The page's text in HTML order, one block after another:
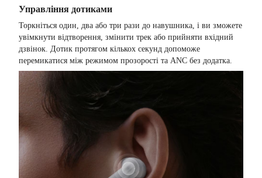
Управління дотиками
Торкніться один, два або три рази до навушника, і ви зможете
увімкнути відтворення, змінити трек або прийняти вхідний
дзвінок. Дотик протягом кількох секунд допоможе
перемикатися між режимом прозорості та ANC без додатка.